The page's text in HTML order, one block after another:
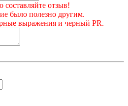
составляйте отзыв!
было полезно другим.
выражения и черный PR.